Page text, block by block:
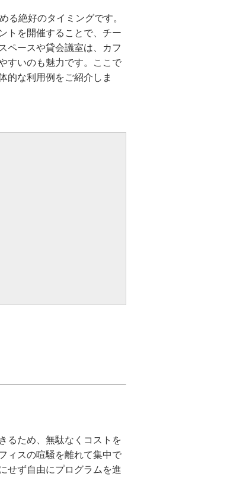
る絶好のタイミングです。
トを開催することで、チー
ペースや貸会議室は、カフ
すいのも魅力です。ここで
的な利用例をご紹介しま
るため、無駄なくコストを
ィスの喧騒を離れて集中で
せず自由にプログラムを進